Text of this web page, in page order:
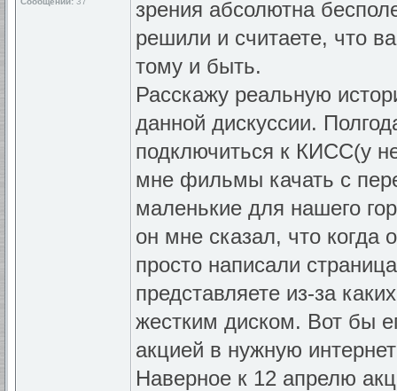
зрения абсолютна
решили и считаете, что
тому и быть.
Расскажу реальную
данной дискуссии.
подключиться к КИСС(у
мне фильмы качать с
маленькие для нашего
он мне сказал, что когда
просто написали
представляете из-за
жестким диском. Вот бы
акцией в нужную
Наверное к 12 апрелю